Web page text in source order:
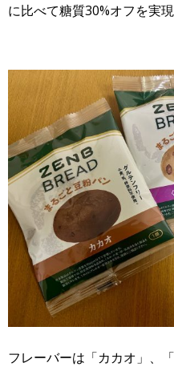
に比べて糖質30%オフを実現
フレーバーは「カカオ」、